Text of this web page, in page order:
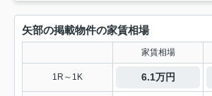
矢部の掲載物件の家賃相場
家賃相場
1R～1K 6.1万円